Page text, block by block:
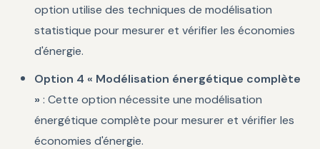
option utilise des techniques de modélisation
statistique pour mesurer et vérifier les économies
d'énergie.
Option 4 « Modélisation énergétique complète
» : Cette option nécessite une modélisation
énergétique complète pour mesurer et vérifier les
économies d'énergie.